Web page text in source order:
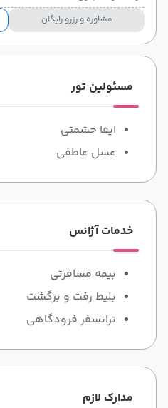
مشاوره و رزرو رایگان
مسئولین تور
ایفا حشمتی
عسل عاطفی
خدمات آژانس
بیمه مسافرتی
بلیط رفت و برگشت
ترانسفر فرودگاهی
مدارک لازم